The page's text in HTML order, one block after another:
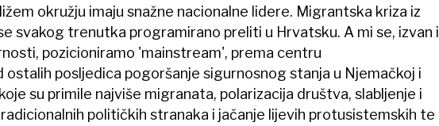
okružju imaju snažne nacionalne lidere. Migrantska kriza iz
svakog trenutka programirano preliti u Hrvatsku. A mi se, izvan i
pozicioniramo 'mainstream', prema centru
ostalih posljedica pogoršanje sigurnosnog stanja u Njemačkoj i
su primile najviše migranata, polarizacija društva, slabljenje i
političkih stranaka i jačanje lijevih protusistemskih te